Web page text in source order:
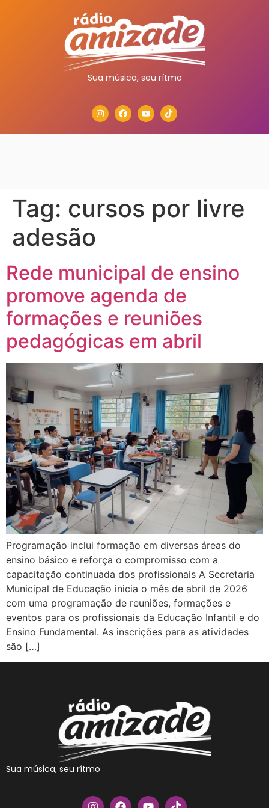
Sua música, seu rítmo
Tag: cursos por livre
adesão
Rede municipal de ensino
promove agenda de
formações e reuniões
pedagógicas em abril
Programação inclui formação em diversas áreas do
ensino básico e reforça o compromisso com a
capacitação continuada dos profissionais A Secretaria
Municipal de Educação inicia o mês de abril de 2026
com uma programação de reuniões, formações e
eventos para os profissionais da Educação Infantil e do
Ensino Fundamental. As inscrições para as atividades
são […]
Sua música, seu rítmo